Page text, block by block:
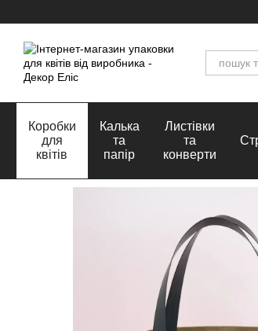
Коробки
для
квітів
Калька
та
папір
Листівки
та
конверти